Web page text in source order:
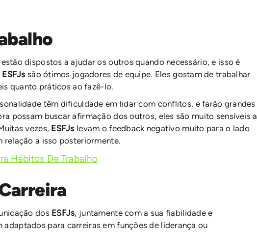
dispostos a ajudar os outros quando necessário, e isso é
ESFJs são ótimos jogadores de equipe. Eles gostam de trabalhar
quanto práticos ao fazê-lo.
têm dificuldade em lidar com conflitos, e farão grandes
possam buscar afirmação dos outros, eles são muito sensíveis a
vezes, ESFJs levam o feedback negativo muito para o lado
relação a isso posteriormente.
Hábitos De Trabalho
dos ESFJs, juntamente com a sua fiabilidade e
para carreiras em funções de liderança ou